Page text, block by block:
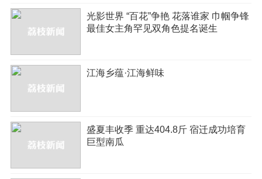
光影世界 “百花”争艳 花落谁家 巾帼争锋
最佳女主角罕见双角色提名诞生
江海乡蕴·江海鲜味
盛夏丰收季 重达404.8斤 宿迁成功培育
巨型南瓜